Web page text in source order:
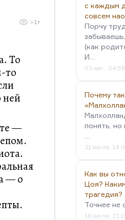
>1т
То
то
ней
—
— о
с каждым
совсем
Порчу
(как
И…
03 авг., 04:58
Почему
понять,
31 июля,
Как вы
Цоя?
трагедия?
Точнее не
16 июля,